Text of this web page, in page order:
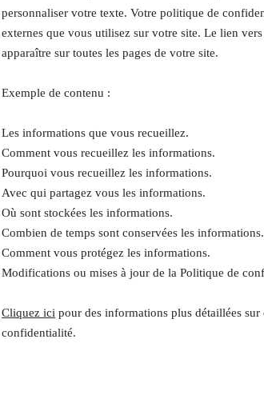
personnaliser votre texte. Votre politique de
externes que vous utilisez sur votre site. Le lien
apparaître sur toutes les pages de votre site.
Exemple de contenu :
Les informations que vous recueillez.
Comment vous recueillez les informations.
Pourquoi vous recueillez les informations.
Avec qui partagez vous les informations.
Où sont stockées les informations.
Combien de temps sont conservées les informations.
Comment vous protégez les informations.
Modifications ou mises à jour de la Politique de
Cliquez ici pour des informations plus détaillées
confidentialité.